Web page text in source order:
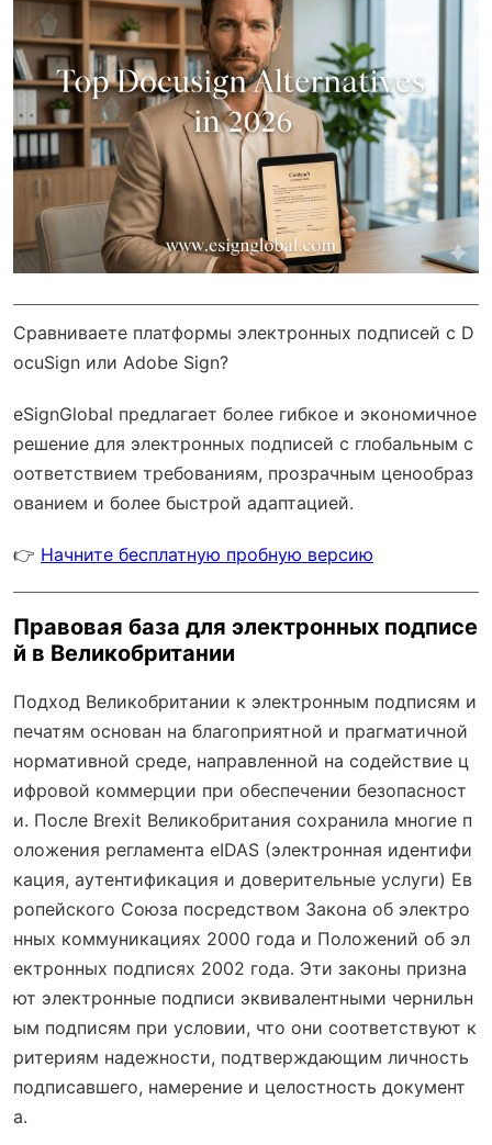
Сравниваете платформы электронных подписей с D
ocuSign или Adobe Sign?
eSignGlobal предлагает более гибкое и экономичное
решение для электронных подписей с глобальным с
оответствием требованиям, прозрачным ценообраз
ованием и более быстрой адаптацией.
👉 Начните бесплатную пробную версию
Правовая база для электронных подписе
й в Великобритании
Подход Великобритании к электронным подписям и
печатям основан на благоприятной и прагматичной
нормативной среде, направленной на содействие ц
ифровой коммерции при обеспечении безопасност
и. После Brexit Великобритания сохранила многие п
оложения регламента eIDAS (электронная идентифи
кация, аутентификация и доверительные услуги) Ев
ропейского Союза посредством Закона об электро
нных коммуникациях 2000 года и Положений об эл
ектронных подписях 2002 года. Эти законы призна
ют электронные подписи эквивалентными чернильн
ым подписям при условии, что они соответствуют к
ритериям надежности, подтверждающим личность
подписавшего, намерение и целостность документ
а.